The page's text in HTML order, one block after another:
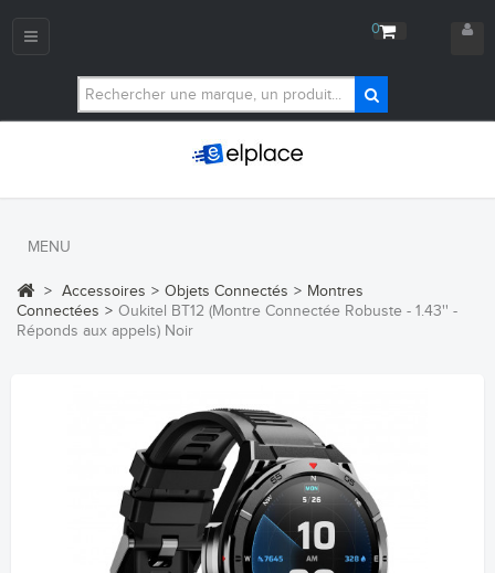
0
Navigation
MENU
> Accessoires > Objets Connectés > Montres
Connectées > Oukitel BT12 (Montre Connectée Robuste - 1.43'' -
Réponds aux appels) Noir